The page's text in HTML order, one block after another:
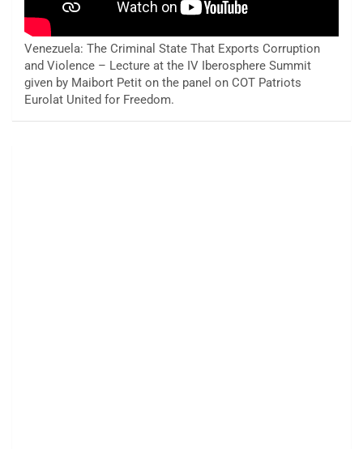
Venezuela: The Criminal State That Exports Corruption
and Violence – Lecture at the IV Iberosphere Summit
given by Maibort Petit on the panel on COT Patriots
Eurolat United for Freedom.